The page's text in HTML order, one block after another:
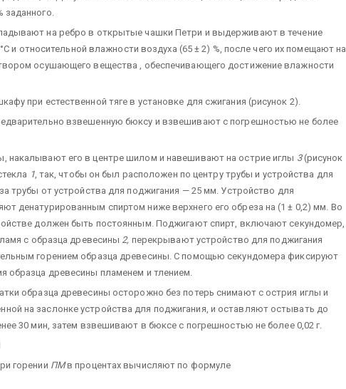
на ребро в открытые чашки Петри и выдерживают в течение
и относительной влажности воздуха (65 ± 2) %, после чего их помещают на
осушающего вещества , обеспечивающего достижение влажности
при естественной тяге в установке для сжигания (рисунок 2).
взвешенную бюксу и взвешивают с погрешностью не более
накалывают его в центре шилом и навешивают на острие иглы 3(рисунок
1, так, чтобы он был расположен по центру трубы и устройства для
трубы от устройства для поджигания — 25 мм. Устройство для
денатурированным спиртом ниже верхнего его обреза на (1 ± 0,2) мм. Во
должен быть постоянным. Поджигают спирт, включают секундомер,
с образца древесины 2, перекрывают устройство для поджигания
горением образца древесины. С помощью секундомера фиксируют
образца древесины пламенем и тлением.
образца древесины осторожно без потерь снимают с острия иглы и
на заслонке устройства для поджигания, и оставляют остывать до
30 мин, затем взвешивают в бюксе с погрешностью не более 0,02 г.
горении ПМв процентах вычисляют по формуле